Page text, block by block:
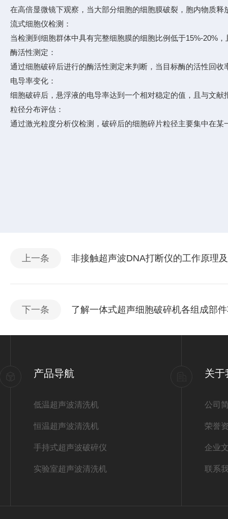
在高倍显微镜下观察，当大部分细胞的细胞膜破裂，胞内物质
流式细胞仪检测：
当检测到细胞群体中具有完整细胞膜的细胞比例低于15%-20%
酶活性测定：
通过细胞破碎后进行的酶活性测定来判断，当目标酶的活性回
电导率变化：
细胞破碎后，悬浮液的电导率达到一个相对稳定的值，且与文
‌粒径分布评估：
通过激光粒度分析仪检测，破碎后的细胞碎片粒径主要集中在
上一条 非接触超声波DNA打断仪的工作原理
下一条 了解一体式超声细胞破碎机各组成部
产品导航
低温超声波清洗机
恒温超声波清洗机
手持式超声波破碎仪
实验室超声波清洗机
关于
公司
荣誉
企业
联系